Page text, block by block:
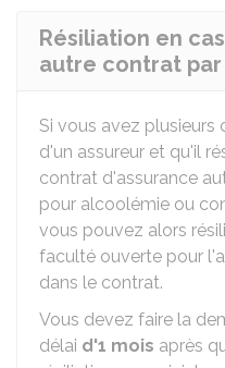
Résiliation en
autre contrat
Si vous avez plusieurs
d'un assureur et qu'il
contrat d'assurance
pour alcoolémie ou
vous pouvez alors
faculté ouverte pour
dans le contrat.
Vous devez faire la
délai d'1 mois après